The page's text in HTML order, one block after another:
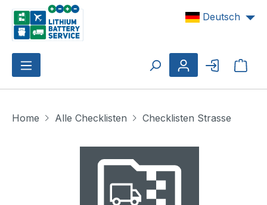
Zum Hauptinhalt springen Deutsch
Home Alle Checklisten
Checklisten Strasse